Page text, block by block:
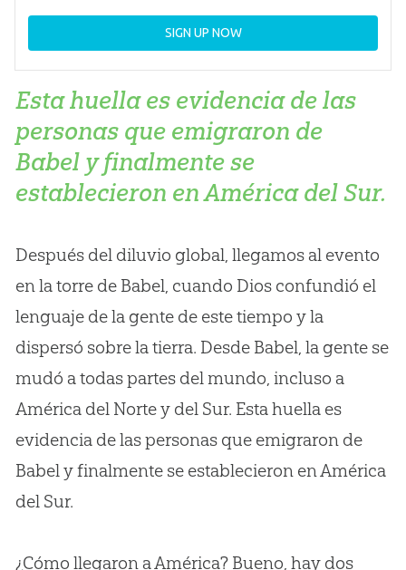
SIGN UP NOW
Esta huella es evidencia de las
personas que emigraron de
Babel y finalmente se
establecieron en América del Sur.
Después del diluvio global, llegamos al evento
en la torre de Babel, cuando Dios confundió el
lenguaje de la gente de este tiempo y la
dispersó sobre la tierra. Desde Babel, la gente se
mudó a todas partes del mundo, incluso a
América del Norte y del Sur. Esta huella es
evidencia de las personas que emigraron de
Babel y finalmente se establecieron en América
del Sur.
¿Cómo llegaron a América? Bueno, hay dos